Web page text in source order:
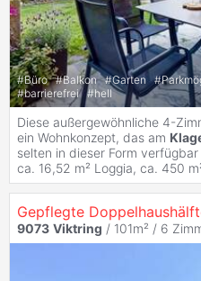
#Büro #Balkon #Garten #
#barrierefrei #hell
Diese außergewöhnliche 4-
ein Wohnkonzept, das am
selten in dieser Form
ca. 16,52 m² Loggia, ca. 450
9073 Viktring / 101m² / 6